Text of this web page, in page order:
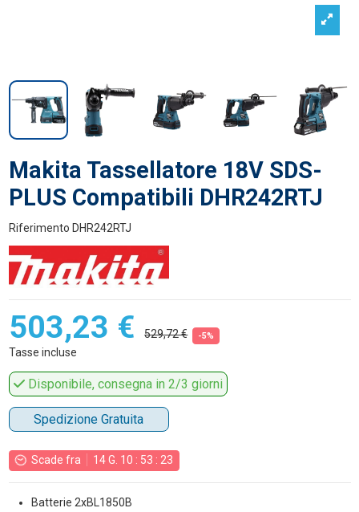
Makita Tassellatore 18V SDS-
PLUS Compatibili DHR242RTJ
Riferimento DHR242RTJ
503,23 € 529,72 € -5%
Tasse incluse
Disponibile, consegna in 2/3 giorni
Spedizione Gratuita
Scade fra 14G. 10 : 53 : 22
Batterie 2xBL1850B